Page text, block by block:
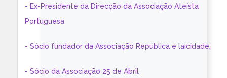
- Ex-Presidente da Direcção da Associação Ateísta
Portuguesa
- Sócio fundador da Associação República e laicidade;
- Sócio da Associação 25 de Abril